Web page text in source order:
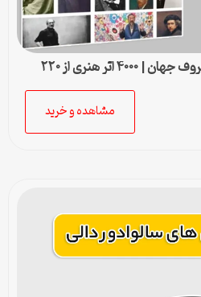
دانلود مجموعه نقاشان معروف جهان | ۴۰۰۰ اثر هنری از ۲۲۰
مشاهده و خرید